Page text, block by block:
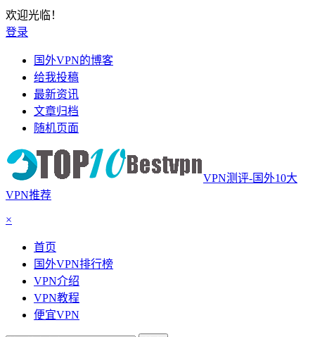
欢迎光临！
登录
国外VPN的博客
给我投稿
最新资讯
文章归档
随机页面
VPN测评-国外10大
VPN推荐
×
首页
国外VPN排行榜
VPN介绍
VPN教程
便宜VPN